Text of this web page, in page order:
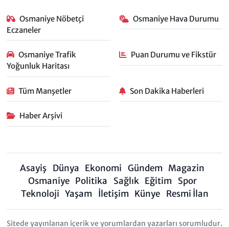
Osmaniye Nöbetçi
Eczaneler
Osmaniye Hava Durumu
Osmaniye Trafik
Yoğunluk Haritası
Puan Durumu ve Fikstür
Tüm Manşetler Son Dakika Haberleri
Haber Arşivi
Asayiş Dünya Ekonomi Gündem Magazin
Osmaniye Politika Sağlık Eğitim
Spor
Teknoloji Yaşam İletişim Künye Resmi İlan
Sitede yayınlanan içerik ve yorumlardan yazarları sorumludur.